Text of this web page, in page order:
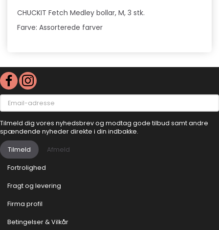
CHUCKIT Fetch Medley bollar, M, 3 stk.
Farve: Assorterede farver
Email-
adresse
Tilmeld dig vores nyhedsbrev og modtag gode tilbud samt andre
spændende nyheder direkte i din indbakke.
Tilmeld Afmeld
Fortrolighed
Fragt og levering
Firma profil
Betingelser & Vilkår